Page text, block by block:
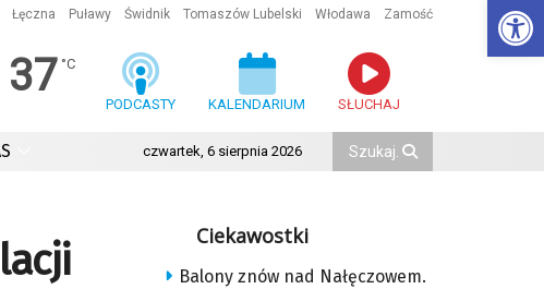
Łęczna Puławy Świdnik Tomaszów Lubelski Włodawa Zamość
37 °C
PODCASTY KALENDARIUM SŁUCHAJ
czwartek, 6 sierpnia 2026
Ciekawostki
Balony znów nad Nałęczowem.